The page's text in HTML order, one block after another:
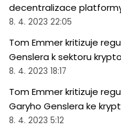
decentralizace
8. 4. 2023 22:05
Tom Emmer kritizuje
Genslera k sektoru
8. 4. 2023 18:17
Tom Emmer kritizuje
Garyho Genslera ke
8. 4. 2023 5:12